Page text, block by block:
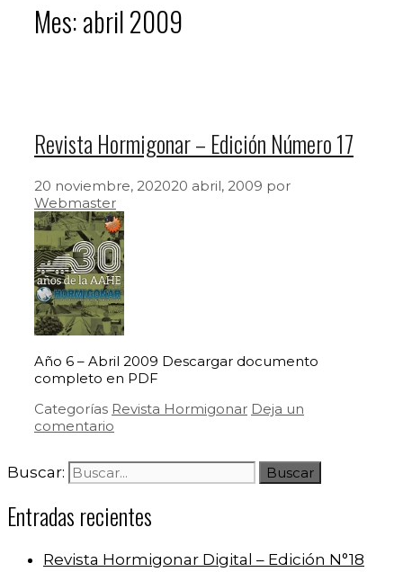
Mes:abril 2009
Revista Hormigonar – Edición Número 17
20 noviembre, 202020 abril, 2009 por
Webmaster
Año 6 – Abril 2009 Descargar documento
completo en PDF
Categorías Revista Hormigonar Deja un
comentario
Buscar:
Entradas recientes
Revista Hormigonar Digital – Edición N°18